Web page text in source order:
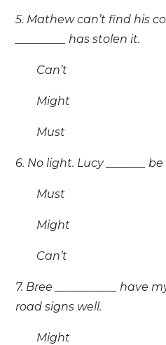
5. Mathew can’t find his
_________ has stolen it.
Can’t
Might
Must
6. No light. Lucy _______
Must
Might
Can’t
7. Bree ___________ have
road signs well.
Might